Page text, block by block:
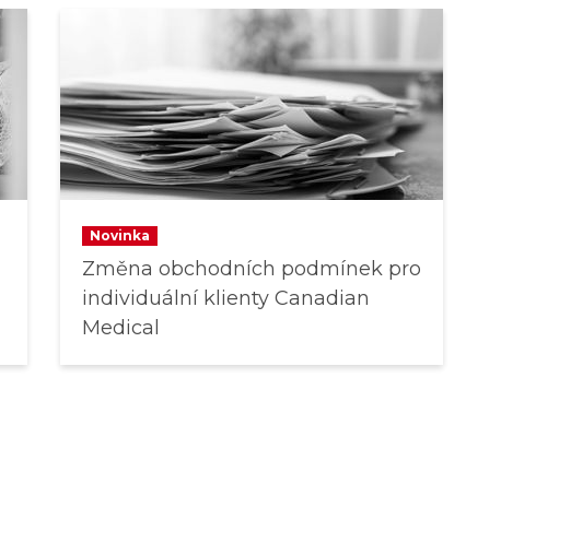
Novinka
Změna obchodních podmínek pro
individuální klienty Canadian
Medical